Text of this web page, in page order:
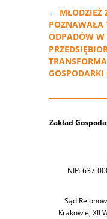
← MŁODZIEŻ
POZNAWAŁA
ODPADÓW W
Zakład
NIP: 637-
Sąd
Krakowie, XII